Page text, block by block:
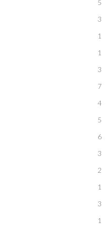
5
3
1
1
3
7
4
5
6
3
2
1
3
1